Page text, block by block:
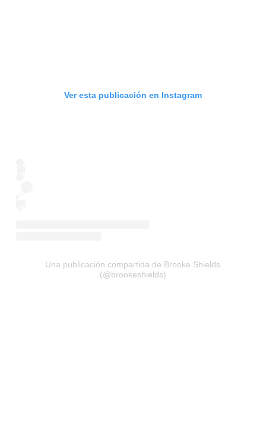
Ver esta publicación en Instagram
Una publicación compartida de Brooke Shields
(@brookeshields)